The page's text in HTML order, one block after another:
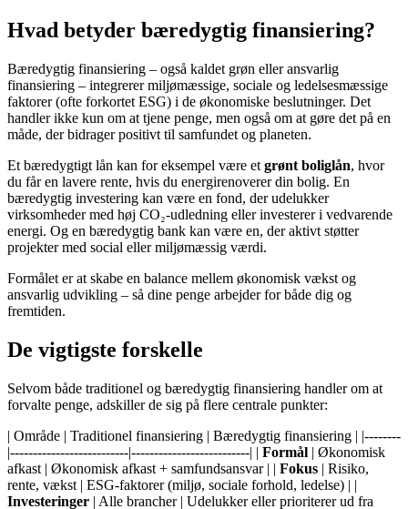
Hvad betyder bæredygtig finansiering?
Bæredygtig finansiering – også kaldet grøn eller ansvarlig
finansiering – integrerer miljømæssige, sociale og ledelsesmæssige
faktorer (ofte forkortet ESG) i de økonomiske beslutninger. Det
handler ikke kun om at tjene penge, men også om at gøre det på en
måde, der bidrager positivt til samfundet og planeten.
Et bæredygtigt lån kan for eksempel være et grønt boliglån, hvor
du får en lavere rente, hvis du energirenoverer din bolig. En
bæredygtig investering kan være en fond, der udelukker
virksomheder med høj CO₂-udledning eller investerer i vedvarende
energi. Og en bæredygtig bank kan være en, der aktivt støtter
projekter med social eller miljømæssig værdi.
Formålet er at skabe en balance mellem økonomisk vækst og
ansvarlig udvikling – så dine penge arbejder for både dig og
fremtiden.
De vigtigste forskelle
Selvom både traditionel og bæredygtig finansiering handler om at
forvalte penge, adskiller de sig på flere centrale punkter:
| Område | Traditionel finansiering | Bæredygtig finansiering | |--------
|--------------------------|--------------------------| | Formål | Økonomisk
afkast | Økonomisk afkast + samfundsansvar | | Fokus | Risiko,
rente, vækst | ESG-faktorer (miljø, sociale forhold, ledelse) | |
Investeringer | Alle brancher | Udelukker eller prioriterer ud fra